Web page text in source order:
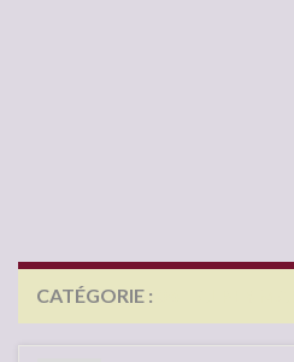
CATÉGORIE :